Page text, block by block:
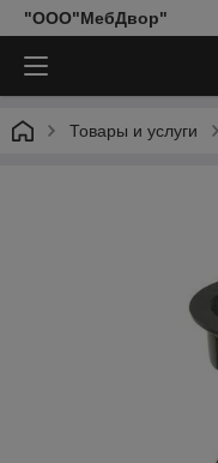
"ООО"МебДвор"
Товары и услуги